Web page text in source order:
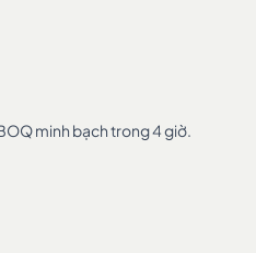
minh bạch trong 4 giờ.